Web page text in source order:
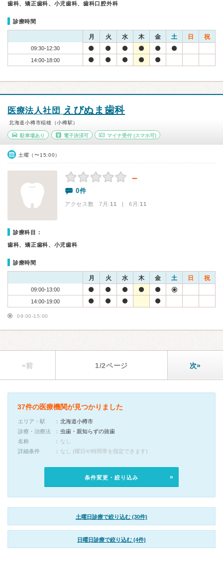
歯科、矯正歯科、小児歯科、歯科口腔外科
診療時間
月 火 水 木 金 土 日 祝
09:30-12:30
14:00-18:00
医療法人社団 えびぬま歯科
北海道小樽市稲穂（小樽駅）
駐車場あり 電子決済可 マイナ受付 (スマホ可)
土曜（〜15:00）
－
0件
アクセス数 7月:11 | 6月:11
診療科目：
歯科、矯正歯科、小児歯科
診療時間
月 火 水 木 金 土 日 祝
09:00-13:00
14:00-19:00
09:00-15:00
«前 1/2ページ 次»
37件の医療機関が見つかりました
エリア・駅
北海道小樽市
診療・治療法
虫歯・親知らずの抜歯
名称
なし
詳細条件
なし (曜日や時間帯を指定できます)
条件変更・絞り込み
土曜日診療で絞り込む (30件)
日曜日診療で絞り込む (4件)